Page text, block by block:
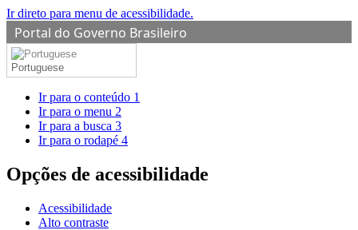
Ir direto para menu de acessibilidade.
Portal do Governo Brasileiro
Portuguese
Ir para o conteúdo 1
Ir para o menu 2
Ir para a busca 3
Ir para o rodapé 4
Opções de acessibilidade
Acessibilidade
Alto contraste